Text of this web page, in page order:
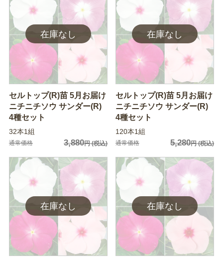
セルトップ(R)苗 5月お届け
ニチニチソウ サンダー(R)
4種セット
32本1組
通常価格 3,880円(税込)
セルトップ(R)苗 5月お届け
ニチニチソウ サンダー(R)
4種セット
120本1組
通常価格 5,280円(税込)